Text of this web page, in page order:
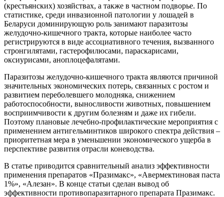
(крестьянских) хозяйствах, а также в частном подворье. По
статистике, среди инвазионной патологии у лошадей в
Беларуси доминирующую роль занимают паразитозы
желудочно-кишечного тракта, которые наиболее часто
регистрируются в виде ассоциативного течения, вызванного
стронгилятами, гастерофилюсами, параскарисами,
оксиурисами, аноплоцефалятами.
Паразитозы желудочно-кишечного тракта являются причиной
значительных экономических потерь, связанных с ростом и
развитием переболевшего молодняка, снижением
работоспособности, выносливости животных, повышением
восприимчивости к другим болезням и даже их гибели.
Поэтому плановые лечебно-профилактические мероприятия с
применением антигельминтиков широкого спектра действия –
приоритетная мера в уменьшении экономического ущерба в
перспективе развития отрасли коневодства.
В статье приводится сравнительный анализ эффективности
применения препаратов «Празимакс», «Авермектиновая паста
1%», «Алезан». В конце статьи сделан вывод об
эффективности противопаразитарного препарата Празимакс.